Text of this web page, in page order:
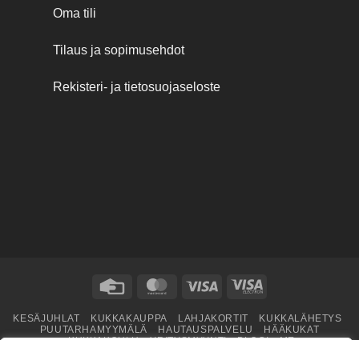
Oma tili
Tilaus ja sopimusehdot
Rekisteri- ja tietosuojaseloste
Credit
MasterCardVisa
Visa
KESÄJUHLAT KUKKAKAUPPA LAHJAKORTIT
KUKKALÄHETYS
PUUTARHAMYYMÄLÄ
HAUTAUSPALVELU
HÄÄKUKAT